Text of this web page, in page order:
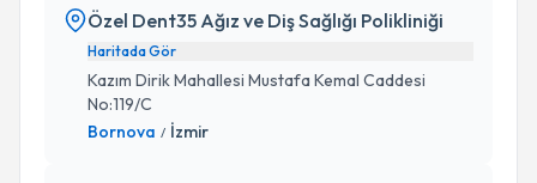
Özel Dent35 Ağız ve Diş Sağlığı Polikliniği
Haritada Gör
Kazım Dirik Mahallesi Mustafa Kemal Caddesi
No:119/C
Bornova / İzmir